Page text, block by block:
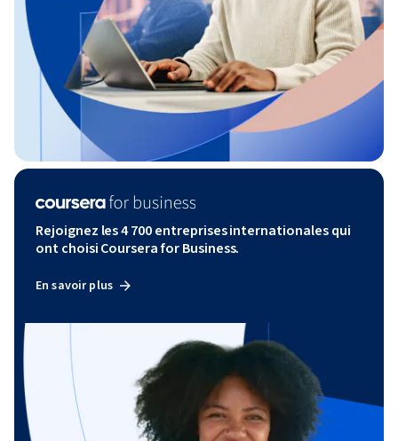
Rejoignez les 4 700 entreprises internationales qui
ont choisi Coursera for Business.
En savoir plus